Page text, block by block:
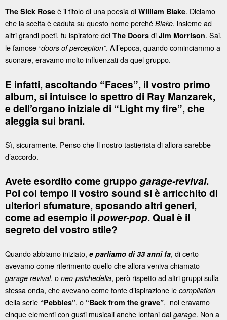
The Sick Rose è il titolo di una poesia di William Blake. Diciamo
che la scelta è caduta su questo nome perché Blake, insieme ad
altri grandi poeti, fu ispiratore dei The Doors di Jim Morrison. Sai,
le famose “doors of perception”. All’epoca, quando cominciammo a
suonare, eravamo molto influenzati da quel gruppo.
E infatti, ascoltando “Faces”, il vostro primo
album, si intuisce lo spettro di Ray Manzarek,
e dell’organo iniziale di “Light my fire”, che
aleggia sui brani.
Sì, sicuramente. Penso che Il nostro tastierista di allora sarebbe
d’accordo.
Avete esordito come gruppo garage-revival.
Poi col tempo il vostro sound si è arricchito di
ulteriori sfumature, sposando altri generi,
come ad esempio il power-pop. Qual è il
segreto del vostro stile?
Quando abbiamo iniziato, e parliamo di 33 anni fa, di certo
avevamo come riferimento quello che allora veniva chiamato
garage revival, o neo-psichedelia, però rispetto ad altri gruppi sulla
stessa onda, che avevano come fonte d’ispirazione le compilation
della serie “Pebbles”, o “Back from the grave”, noi eravamo
cinque elementi con gusti musicali anche lontani dal garage. Non a